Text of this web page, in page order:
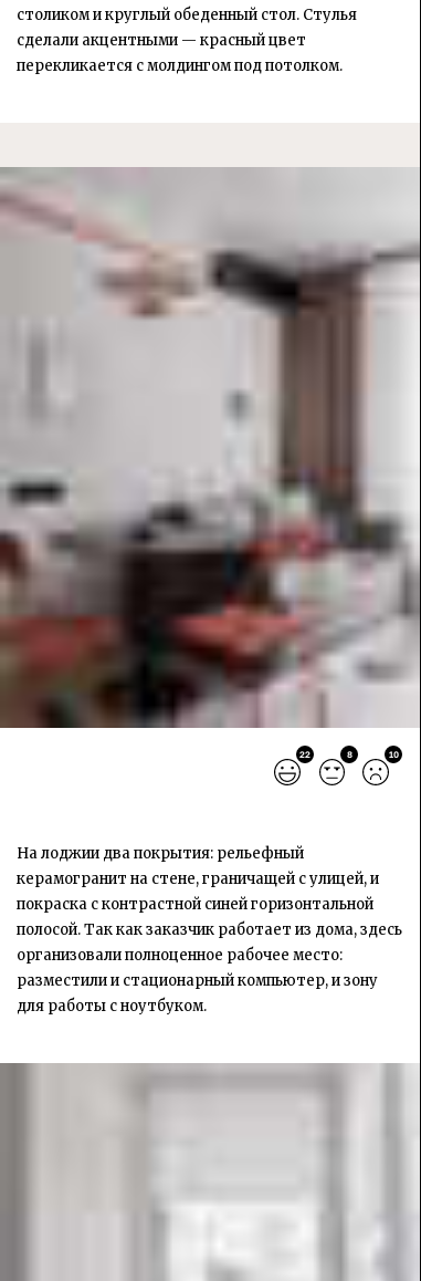
столиком и круглый обеденный стол. Стулья
сделали акцентными — красный цвет
перекликается с молдингом под потолком.
22 8 10
На лоджии два покрытия: рельефный
керамогранит на стене, граничащей с улицей, и
покраска с контрастной синей горизонтальной
полосой. Так как заказчик работает из дома, здесь
организовали полноценное рабочее место:
разместили и стационарный компьютер, и зону
для работы с ноутбуком.